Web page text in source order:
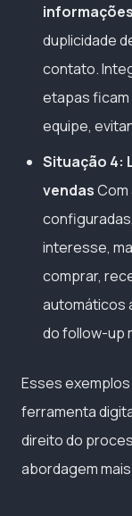
informações
duplicidade
contato.
etapas ficam
equipe,
Situação 4:
vendas
interesse,
comprar,
automáticos
do follow-up
Esses
ferramenta
direito do
abordagem